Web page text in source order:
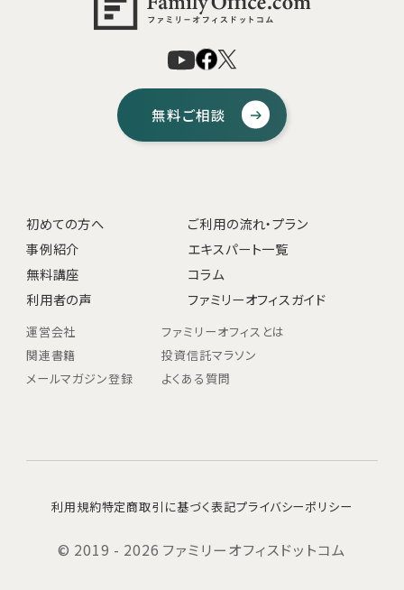
無料ご相談
初めての方へ
ご利用の流れ・プラン
事例紹介
エキスパート一覧
無料講座
コラム
利用者の声
ファミリーオフィスガイド
運営会社
ファミリーオフィスとは
関連書籍
投資信託マラソン
メールマガジン登録
よくある質問
利用規約特定商取引に基づく表記プライバシーポリシー
© 2019 - 2026 ファミリーオフィスドットコム